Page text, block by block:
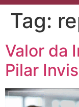
Tag:
Valor da
Pilar